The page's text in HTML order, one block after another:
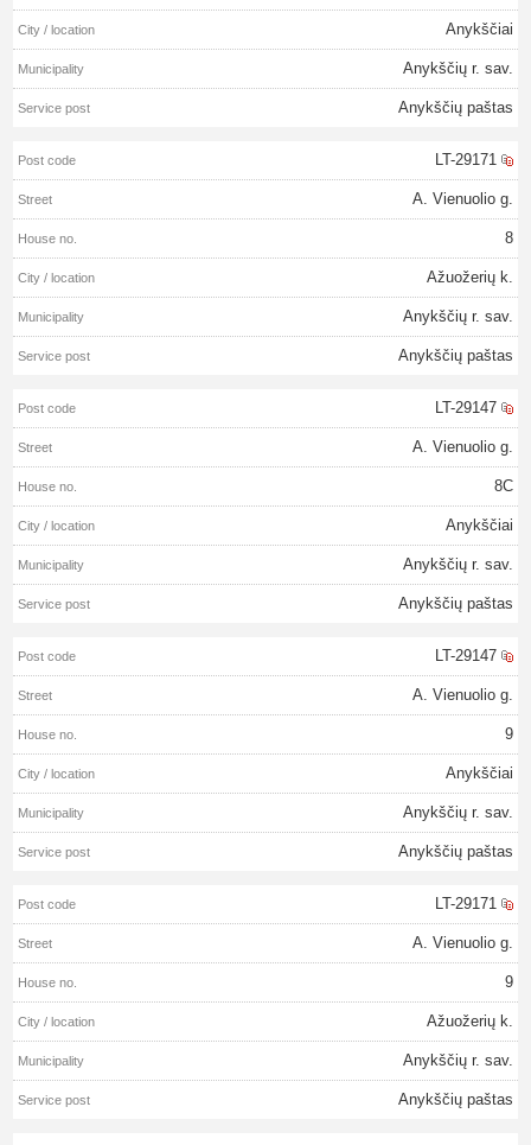
Anykščiai
Anykščių r. sav.
Anykščių paštas
LT-29171
A. Vienuolio g.
8
Ažuožerių k.
Anykščių r. sav.
Anykščių paštas
LT-29147
A. Vienuolio g.
8C
Anykščiai
Anykščių r. sav.
Anykščių paštas
LT-29147
A. Vienuolio g.
9
Anykščiai
Anykščių r. sav.
Anykščių paštas
LT-29171
A. Vienuolio g.
9
Ažuožerių k.
Anykščių r. sav.
Anykščių paštas